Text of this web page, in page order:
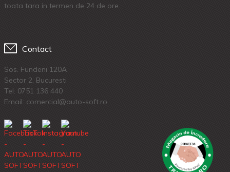
toata tara in termen de 24 de ore.
Contact
Sos. Fundeni 120A
Sector 2, Bucuresti
Tel: 0751 136 440
Email: comercial@auto-soft.ro